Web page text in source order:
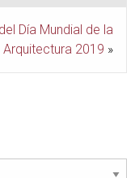
Día Mundial de la
Arquitectura 2019 »